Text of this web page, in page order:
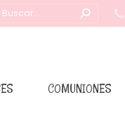
Buscar:
COMUNIONES